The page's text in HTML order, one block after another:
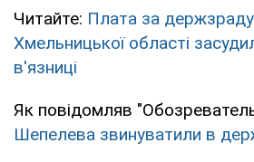
Читайте: Плата за
Хмельницької області
в'язниці
Як повідомляв
Шепелева звинуватили в